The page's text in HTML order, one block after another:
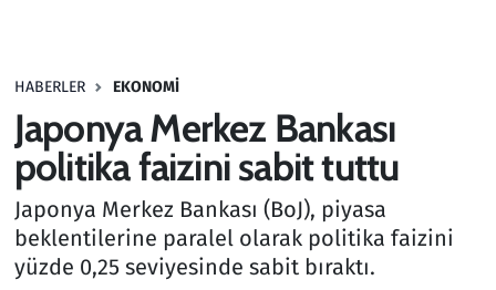
HABERLER EKONOMI
Japonya Merkez Bankası
politika faizini sabit tuttu
Japonya Merkez Bankası (BoJ), piyasa
beklentilerine paralel olarak politika faizini
yüzde 0,25 seviyesinde sabit bıraktı.
Haber
Kültür Sanat
Kurumsal Haberler
Lezzet Durağı